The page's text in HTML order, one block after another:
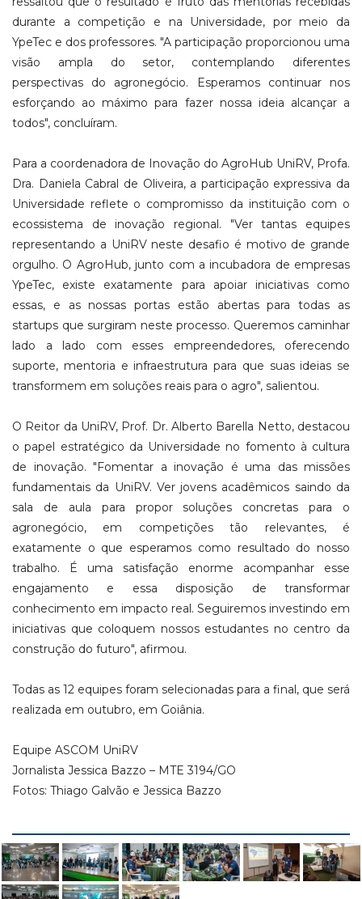
durante a competição e na Universidade, por meio da
YpeTec e dos professores. "A participação proporcionou uma
visão ampla do setor, contemplando diferentes
perspectivas do agronegócio. Esperamos continuar nos
esforçando ao máximo para fazer nossa ideia alcançar a
todos", concluíram.
Para a coordenadora de Inovação do AgroHub UniRV, Profa.
Dra. Daniela Cabral de Oliveira, a participação expressiva da
Universidade reflete o compromisso da instituição com o
ecossistema de inovação regional. "Ver tantas equipes
representando a UniRV neste desafio é motivo de grande
orgulho. O AgroHub, junto com a incubadora de empresas
YpeTec, existe exatamente para apoiar iniciativas como
essas, e as nossas portas estão abertas para todas as
startups que surgiram neste processo. Queremos caminhar
lado a lado com esses empreendedores, oferecendo
suporte, mentoria e infraestrutura para que suas ideias se
transformem em soluções reais para o agro", salientou.
O Reitor da UniRV, Prof. Dr. Alberto Barella Netto, destacou
o papel estratégico da Universidade no fomento à cultura
de inovação. "Fomentar a inovação é uma das missões
fundamentais da UniRV. Ver jovens acadêmicos saindo da
sala de aula para propor soluções concretas para o
agronegócio, em competições tão relevantes, é
exatamente o que esperamos como resultado do nosso
trabalho. É uma satisfação enorme acompanhar esse
engajamento e essa disposição de transformar
conhecimento em impacto real. Seguiremos investindo em
iniciativas que coloquem nossos estudantes no centro da
construção do futuro", afirmou.
Todas as 12 equipes foram selecionadas para a final, que será
realizada em outubro, em Goiânia.
Equipe ASCOM UniRV
Jornalista Jessica Bazzo – MTE 3194/GO
Fotos: Thiago Galvão e Jessica Bazzo